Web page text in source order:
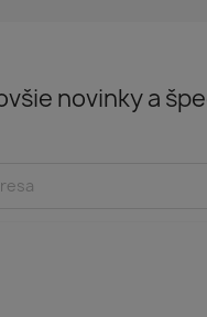
novinky a